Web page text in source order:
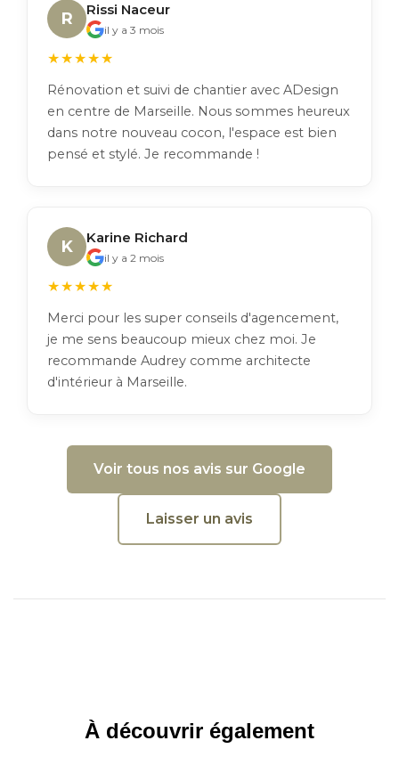
R Rissi Naceur
il y a 3 mois
★★★★★
Rénovation et suivi de chantier avec ADesign
en centre de Marseille. Nous sommes heureux
dans notre nouveau cocon, l'espace est bien
pensé et stylé. Je recommande !
K Karine Richard
il y a 2 mois
★★★★★
Merci pour les super conseils d'agencement,
je me sens beaucoup mieux chez moi. Je
recommande Audrey comme architecte
d'intérieur à Marseille.
Voir tous nos avis sur Google
Laisser un avis
À découvrir également